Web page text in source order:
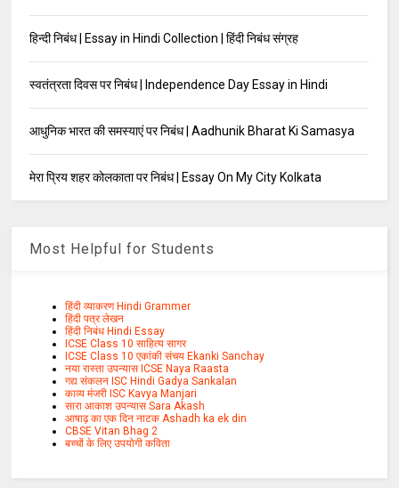
हिन्दी निबंध | Essay in Hindi Collection | हिंदी निबंध संग्रह
स्वतंत्रता दिवस पर निबंध | Independence Day Essay in Hindi
आधुनिक भारत की समस्याएं पर निबंध | Aadhunik Bharat Ki Samasya
मेरा प्रिय शहर कोलकाता पर निबंध | Essay On My City Kolkata
Most Helpful for Students
हिंदी व्याकरण Hindi Grammer
हिंदी पत्र लेखन
हिंदी निबंध Hindi Essay
ICSE Class 10 साहित्य सागर
ICSE Class 10 एकांकी संचय Ekanki Sanchay
नया रास्ता उपन्यास ICSE Naya Raasta
गद्य संकलन ISC Hindi Gadya Sankalan
काव्य मंजरी ISC Kavya Manjari
सारा आकाश उपन्यास Sara Akash
आषाढ़ का एक दिन नाटक Ashadh ka ek din
CBSE Vitan Bhag 2
बच्चों के लिए उपयोगी कविता